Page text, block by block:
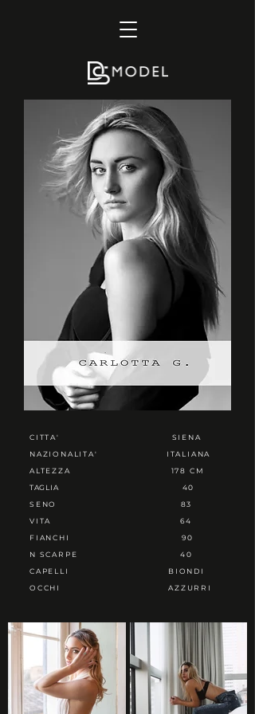
CITTA'
NAZIONALITA'
ALTEZZA
TAGLIA
SENO
VITA
FIANCHI
N SCARPE
CAPELLI
OCCHI
SIENA
ITALIANA
178 CM
40
83
64
90
40
BIONDI
AZZURRI